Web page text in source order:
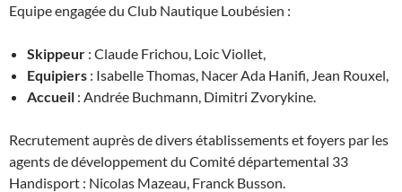
Equipe engagée du Club Nautique Loubésien :
Skippeur : Claude Frichou, Loic Viollet,
Equipiers : Isabelle Thomas, Nacer Ada Hanifi, Jean Rouxel,
Accueil : Andrée Buchmann, Dimitri Zvorykine.
Recrutement auprès de divers établissements et foyers par les
agents de développement du Comité départemental 33
Handisport : Nicolas Mazeau, Franck Busson.